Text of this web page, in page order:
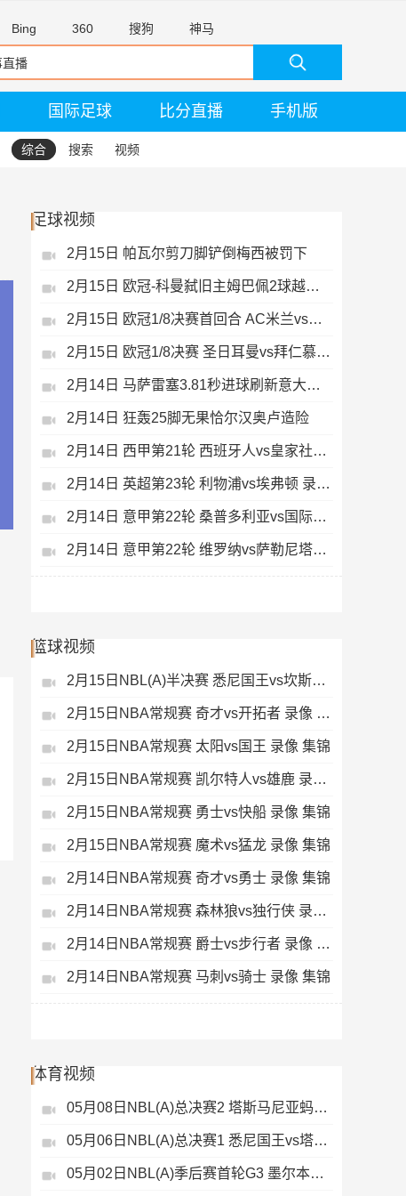
Bing 360 搜狗 神马
国际足球 比分直播 手机版
综合 搜索 视频
足球视频
2月15日 帕瓦尔剪刀脚铲倒梅西被罚下
2月15日 欧冠-科曼弑旧主姆巴佩2球越位无效
2月15日 欧冠1/8决赛首回合 AC米兰vs热刺 录像 集锦
2月15日 欧冠1/8决赛 圣日耳曼vs拜仁慕尼黑 录像 集锦
2月14日 马萨雷塞3.81秒进球刷新意大利历史
2月14日 狂轰25脚无果恰尔汉奥卢造险
2月14日 西甲第21轮 西班牙人vs皇家社会 录像 集锦
2月14日 英超第23轮 利物浦vs埃弗顿 录像 集锦
2月14日 意甲第22轮 桑普多利亚vs国际米兰 录像 集锦
2月14日 意甲第22轮 维罗纳vs萨勒尼塔纳 录像 集锦
篮球视频
2月15日NBL(A)半决赛 悉尼国王vs坎斯大班 录像 集锦
2月15日NBA常规赛 奇才vs开拓者 录像 集锦
2月15日NBA常规赛 太阳vs国王 录像 集锦
2月15日NBA常规赛 凯尔特人vs雄鹿 录像 集锦
2月15日NBA常规赛 勇士vs快船 录像 集锦
2月15日NBA常规赛 魔术vs猛龙 录像 集锦
2月14日NBA常规赛 奇才vs勇士 录像 集锦
2月14日NBA常规赛 森林狼vs独行侠 录像 集锦
2月14日NBA常规赛 爵士vs步行者 录像 集锦
2月14日NBA常规赛 马刺vs骑士 录像 集锦
体育视频
05月08日NBL(A)总决赛2 塔斯马尼亚蚂蚁vs悉尼国王 录像
05月06日NBL(A)总决赛1 悉尼国王vs塔斯马尼亚蚂蚁 全场录像
05月02日NBL(A)季后赛首轮G3 墨尔本联 - 塔斯马尼亚蚂蚁 录像集锦